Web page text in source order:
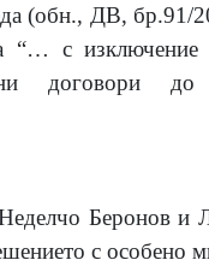
(обн., ДВ, бр.91/
“… с изключение
договори
Беронов и
с особено